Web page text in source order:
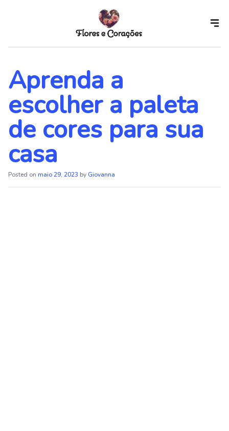
content
Aprenda a
escolher a paleta
de cores para sua
casa
Posted on maio 29, 2023 byGiovanna